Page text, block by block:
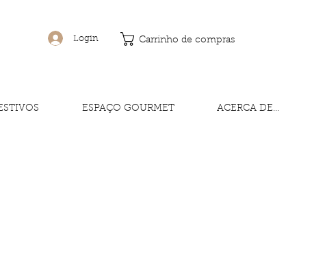
Login Carrinho de compras
ESPAÇO GOURMET ACERCA DE...